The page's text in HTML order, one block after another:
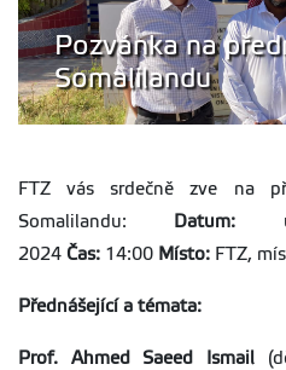
Pozvánka na
Somalilandu
FTZ vás srdečně zve na
Somalilandu:
Datum:
2024 Čas: 14:00 Místo: FTZ,
Přednášející a témata:
Prof. Ahmed Saeed Ismail